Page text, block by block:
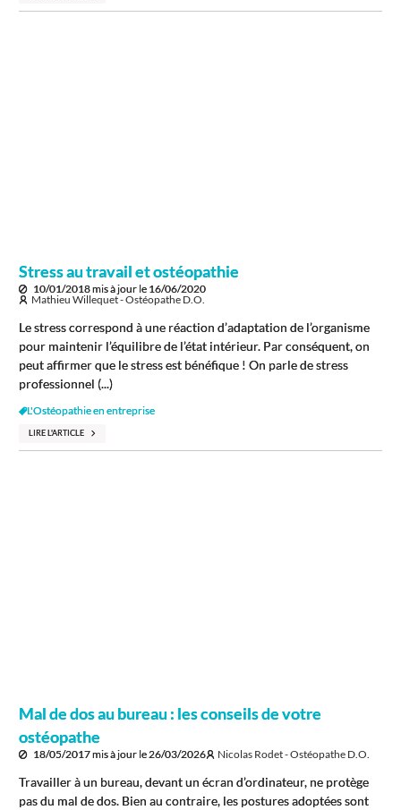
Stress au travail et ostéopathie
10/01/2018mis à jour le 16/06/2020
Mathieu Willequet - Ostéopathe D.O.
Le stress correspond à une réaction d’adaptation de l’organisme
pour maintenir l’équilibre de l’état intérieur. Par conséquent, on
peut affirmer que le stress est bénéfique ! On parle de stress
professionnel (...)
L'Ostéopathie en entreprise
LIRE L'ARTICLE
Mal de dos au bureau : les conseils de votre
ostéopathe
18/05/2017mis à jour le 26/03/2026 Nicolas Rodet - Ostéopathe D.O.
Travailler à un bureau, devant un écran d’ordinateur, ne protège
pas du mal de dos. Bien au contraire, les postures adoptées sont